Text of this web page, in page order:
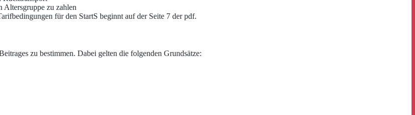
Altersgruppe zu zahlen
für den StartS beginnt auf der Seite 7 der pdf.
zu bestimmen. Dabei gelten die folgenden Grundsätze: